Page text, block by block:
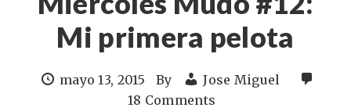
Mi primera pelota
mayo 13, 2015 By
Jose Miguel
18 Comments